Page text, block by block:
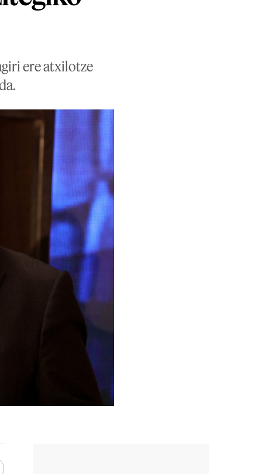
ere atxilotze